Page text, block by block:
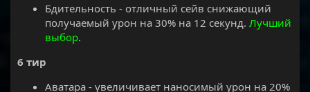
Бдительность - отличный сейв снижающий
получаемый урон на 30% на 12 секунд. Лучший
выбор.
6 тир
Аватара - увеличивает наносимый урон на 20%